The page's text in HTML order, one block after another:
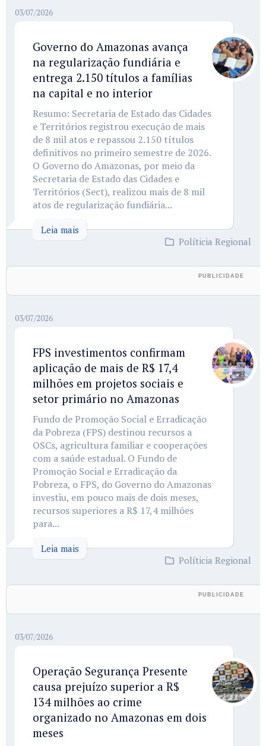
03/07/2026
Governo do Amazonas avança
na regularização fundiária e
entrega 2.150 títulos a famílias
na capital e no interior
Resumo: Secretaria de Estado das Cidades
e Territórios registrou execução de mais
de 8 mil atos e repassou 2.150 títulos
definitivos no primeiro semestre de 2026.
O Governo do Amazonas, por meio da
Secretaria de Estado das Cidades e
Territórios (Sect), realizou mais de 8 mil
atos de regularização fundiária...
Leia mais
Políticia Regional
03/07/2026
FPS investimentos confirmam
aplicação de mais de R$ 17,4
milhões em projetos sociais e
setor primário no Amazonas
Fundo de Promoção Social e Erradicação
da Pobreza (FPS) destinou recursos a
OSCs, agricultura familiar e cooperações
com a saúde estadual. O Fundo de
Promoção Social e Erradicação da
Pobreza, o FPS, do Governo do Amazonas
investiu, em pouco mais de dois meses,
recursos superiores a R$ 17,4 milhões
para...
Leia mais
Políticia Regional
03/07/2026
Operação Segurança Presente
causa prejuízo superior a R$
134 milhões ao crime
organizado no Amazonas em dois
meses